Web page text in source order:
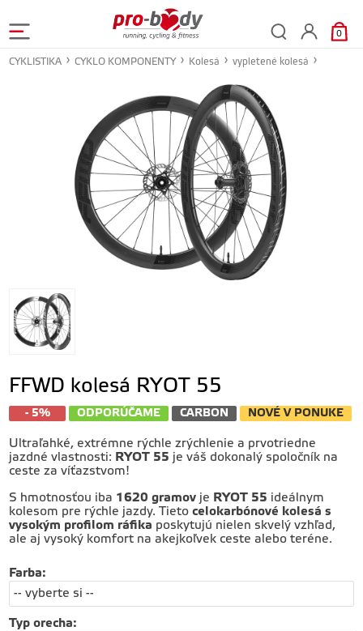
0
CYKLISTIKA CYKLO KOMPONENTY Kolesá vypletené kolesá
FFWD kolesá RYOT 55
- 5% ODPORÚČAME CARBON NOVÉ V PONUKE
Ultraľahké, extrémne rýchle zrýchlenie a prvotriedne
jazdné vlastnosti: RYOT 55 je váš dokonalý spoločník na
ceste za víťazstvom!
S hmotnosťou iba 1620 gramov je RYOT 55 ideálnym
kolesom pre rýchle jazdy. Tietocelokarbónové kolesá s
vysokým profilom ráfika poskytujú nielen skvelý vzhľad,
ale aj vysoký komfort na akejkoľvek ceste alebo teréne.
Farba:
Typ orecha: